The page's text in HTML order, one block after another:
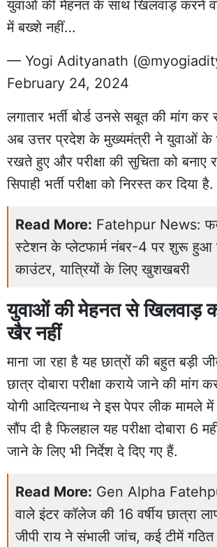
युवाओं की मेहनत के साथ खिलवाड़ करने
में बख्शे नहीं…
— Yogi Adityanath
February 24, 2024
लगातार भर्ती बोर्ड उनसे सबूत की मांग कर
अब उत्तर प्रदेश के मुख्यमंत्री ने युवाओं के
रखते हुए और परीक्षा की सुचिता को
सिपाही भर्ती परीक्षा को निरस्त कर दिया है.
Read More: Fatehpur News:
स्टेशन के प्लेटफार्म नंबर-4 पर शुरू
काउंटर, यात्रियों के लिए खुशखबरी
युवाओं की मेहनत से खिलवाड़
खैर नहीं
माना जा रहा है यह छात्रों की बहुत बड़ी
छात्र दोबारा परीक्षा कराये जाने की मांग
योगी आदित्यनाथ ने इस पेपर लीक मामले
सौंप दी है फिलहाल यह परीक्षा दोबारा 6
जाने के लिए भी निर्देश दे दिए गए हैं.
Read More: Gen Alpha
वाले इंटर कॉलेज की 16 वर्षीय छात्रा
जीपी राय ने संभाली जांच, कई टीमें गठित